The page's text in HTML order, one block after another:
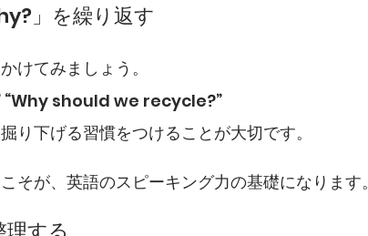
」を繰り返す
けてみましょう。
should we recycle?”
り下げる習慣をつけることが大切です。
そが、英語のスピーキング力の基礎になります。